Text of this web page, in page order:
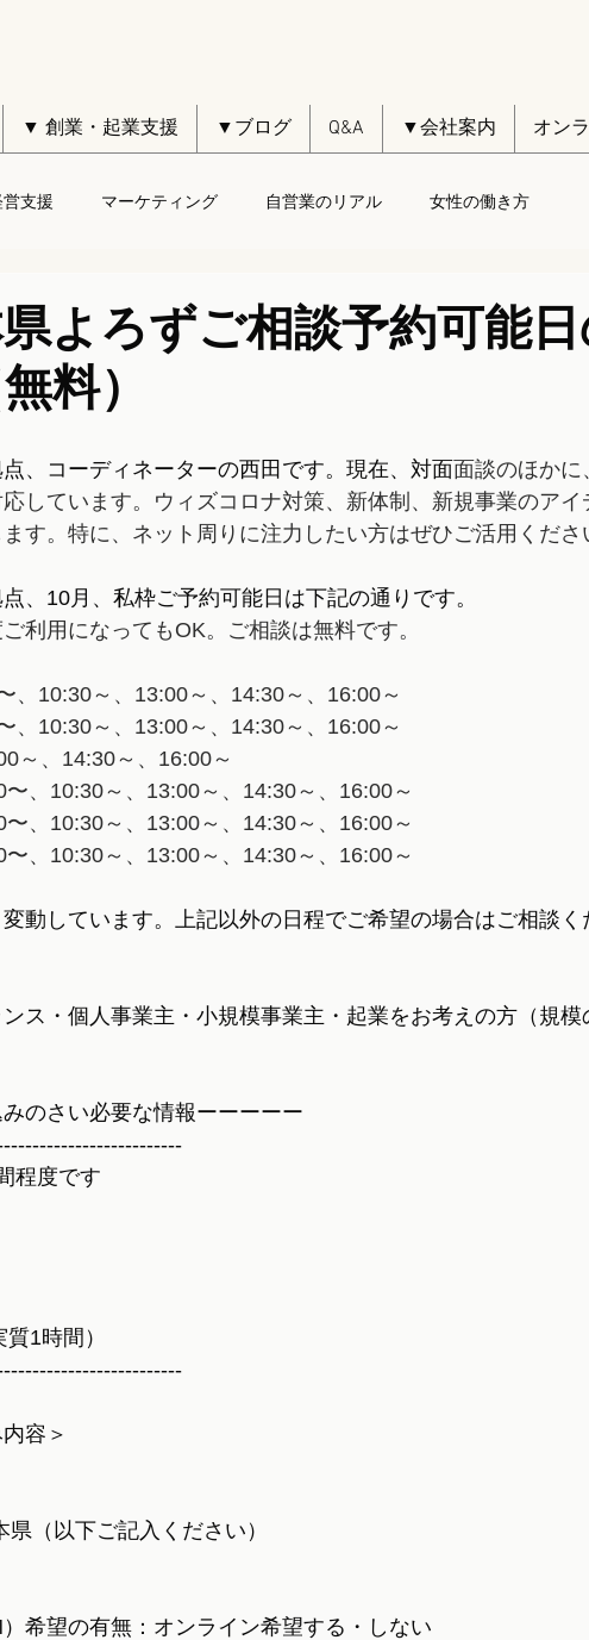
▼ 創業・起業支援 ▼ブログ Q&A ▼会社案内 オン
支援 マーケティング 自営業のリアル 女性の働き方
よろずご相談予約可能
料）
、コーディネーターの西田です。現在、対面面談のほかに
しています。ウィズコロナ対策、新体制、新規事業のアイ
す。特に、ネット周りに注力したい方はぜひご活用くださ
、10月、私枠ご予約可能日は下記の通りです。
利用になってもOK。ご相談は無料です。
、10:30～、13:00～、14:30～、16:00～
、10:30～、13:00～、14:30～、16:00～
～、14:30～、16:00～
〜、10:30～、13:00～、14:30～、16:00～
〜、10:30～、13:00～、14:30～、16:00～
、10:30～、13:00～、14:30～、16:00～
動しています。上記以外の日程でご希望の場合はご相談く
ス・個人事業主・小規模事業主・起業をお考えの方（規模
のさい必要な情報ーーーーー
程度です
1時間）
容＞
（以下ご記入ください）
希望の有無：オンライン希望する・しない